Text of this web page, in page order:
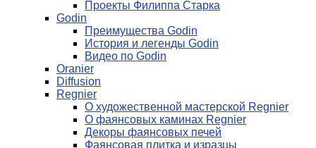
Проекты Филиппа Старка
Godin
Преимущества Godin
История и легенды Godin
Видео по Godin
Oranier
Diffusion
Regnier
О художественной мастерской Regnier
О фаянсовых каминах Regnier
Декоры фаянсовых печей
Фаянсовая плитка и изразцы